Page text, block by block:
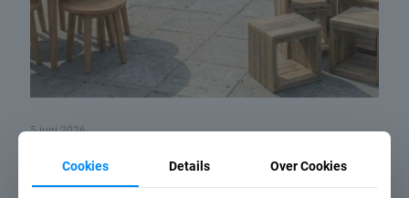
5 juni 2026
populair
Cookies Details Over Cookies